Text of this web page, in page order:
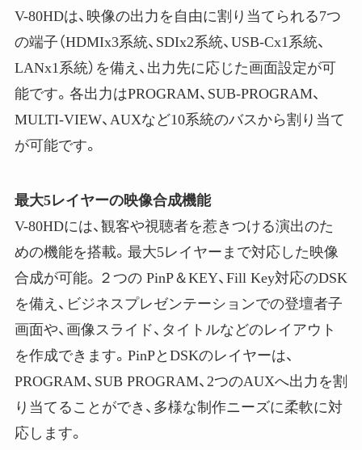
V-80HDは、映像の出力を自由に割り当てられる7つ
の端子（HDMIx3系統、SDIx2系統、USB-Cx1系統、
LANx1系統）を備え、出力先に応じた画面設定が可
能です。各出力はPROGRAM、SUB-PROGRAM、
MULTI-VIEW、AUXなど10系統のバスから割り当て
が可能です。
最大5レイヤーの映像合成機能
V-80HDには、観客や視聴者を惹きつける演出のた
めの機能を搭載。最大5レイヤーまで対応した映像
合成が可能。２つの PinP＆KEY、Fill Key対応のDSK
を備え、ビジネスプレゼンテーションでの登壇者子
画面や、画像スライド、タイトルなどのレイアウト
を作成できます。PinPとDSKのレイヤーは、
PROGRAM、SUB PROGRAM、2つのAUXへ出力を割
り当てることができ、多様な制作ニーズに柔軟に対
応します。